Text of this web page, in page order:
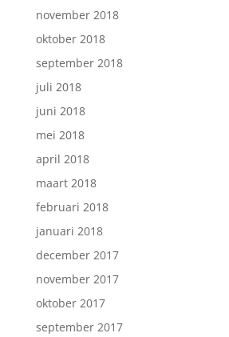
november 2018
oktober 2018
september 2018
juli 2018
juni 2018
mei 2018
april 2018
maart 2018
februari 2018
januari 2018
december 2017
november 2017
oktober 2017
september 2017